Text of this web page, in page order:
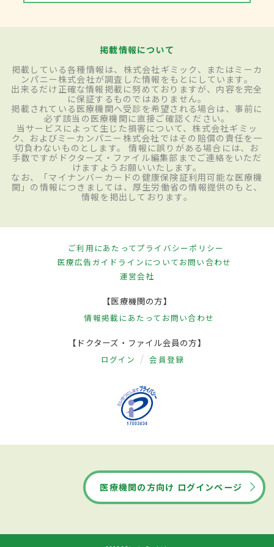
掲載情報について
掲載している各種情報は、株式会社ギミック、またはミーカ
ンパニー株式会社が調査した情報をもとにしています。
出来るだけ正確な情報掲載に努めておりますが、内容を完全
に保証するものではありません。
掲載されている医療機関へ受診を希望される場合は、事前に
必ず該当の医療機関に直接ご確認ください。
当サービスによって生じた損害について、株式会社ギミッ
ク、およびミーカンパニー株式会社ではその賠償の責任を一
切負わないものとします。 情報に誤りがある場合には、お
手数ですがドクターズ・ファイル編集部までご連絡をいただ
けますようお願いいたします。
なお、「マイナンバーカードの健康保険証利用可能な医療機
関」の情報につきましては、厚生労働省の情報提供のもと、
情報を掲出しております。
ご利用にあたってプライバシーポリシー
医療広告ガイドラインについてお問い合わせ
運営会社
【医療機関の方】
情報掲載にあたって お問い合わせ
【ドクターズ・ファイル会員の方】
ログイン 会員登録
医療機関の方向け ログインページ